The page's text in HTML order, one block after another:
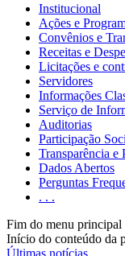
Institucional
Ações e
Convênios e
Receitas e
Licitações e
Servidores
Informações
Serviço de
Auditorias
Participação
Transparência e
Dados Abertos
Perguntas
. . .
Fim do menu principal
Início do conteúdo da
Últimas notícias